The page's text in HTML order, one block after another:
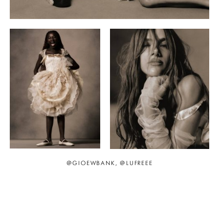
@GIOEWBANK, @LUFREEE